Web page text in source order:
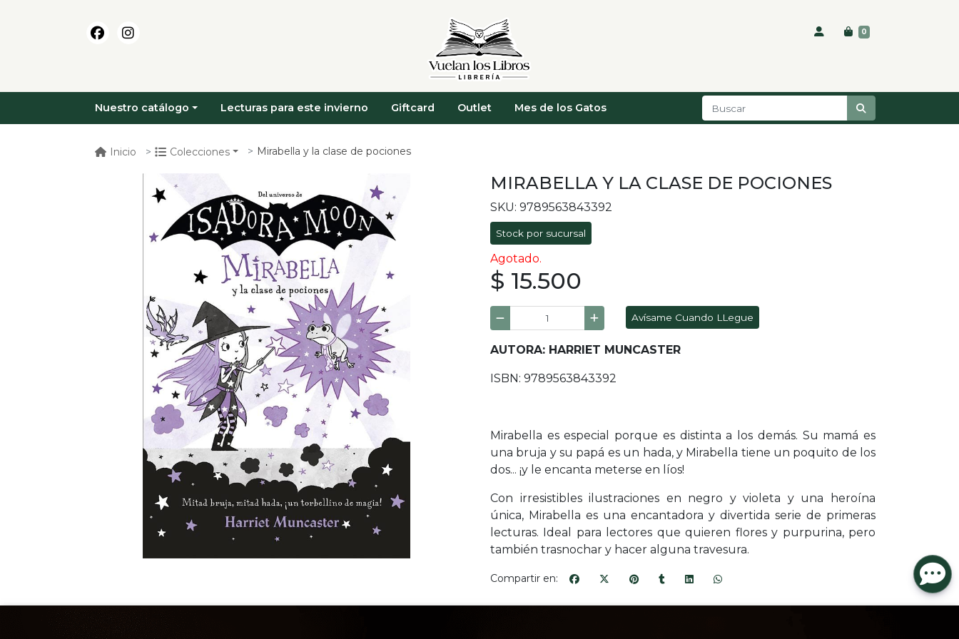
0
Nuestro catálogo Lecturas para este invierno Giftcard Outlet Mes de los Gatos
Inicio Colecciones Mirabella y la clase de pociones
MIRABELLA Y LA CLASE DE POCIONES
SKU: 9789563843392
Stock por sucursal
Agotado.
$ 15.500
Avísame Cuando LLegue
AUTORA: HARRIET MUNCASTER
ISBN: 9789563843392
Mirabella es especial porque es distinta a los demás. Su mamá es
una bruja y su papá es un hada, y Mirabella tiene un poquito de los
dos... ¡y le encanta meterse en líos!
Con irresistibles ilustraciones en negro y violeta y una heroína
única, Mirabella es una encantadora y divertida serie de primeras
lecturas. Ideal para lectores que quieren flores y purpurina, pero
también trasnochar y hacer alguna travesura.
Compartir en: